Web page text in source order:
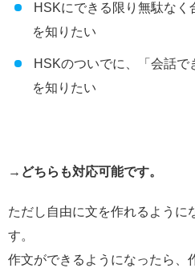
HSKにできる限り無駄な
を知りたい
HSKのついでに、「会話
を知りたい
→どちらも対応可能です。
ただし自由に文を作れるように
す。
作文ができるようになったら、